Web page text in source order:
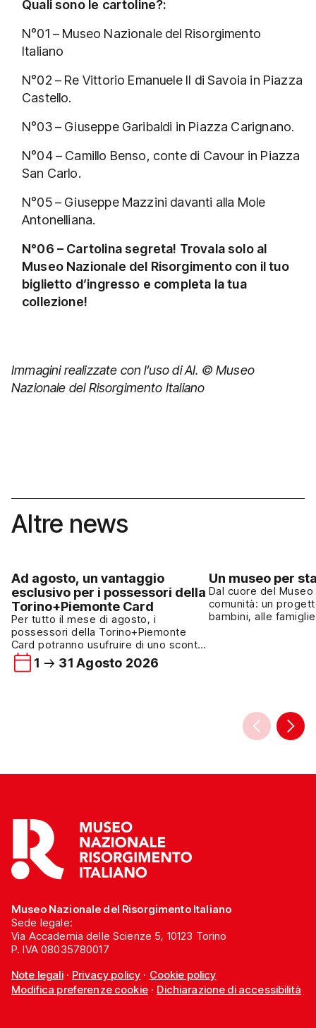
Quali sono le cartoline?:
N°01 – Museo Nazionale del Risorgimento
Italiano
N°02 – Re Vittorio Emanuele II di Savoia in Piazza
Castello.
N°03 – Giuseppe Garibaldi in Piazza Carignano.
N°04 – Camillo Benso, conte di Cavour in Piazza
San Carlo.
N°05 – Giuseppe Mazzini davanti alla Mole
Antonelliana.
N°06 – Cartolina segreta! Trovala solo al
Museo Nazionale del Risorgimento con il tuo
biglietto d’ingresso e completa la tua
collezione!
Immagini realizzate con l’uso di AI. © Museo
Nazionale del Risorgimento Italiano
Altre news
Ad agosto, un vantaggio
esclusivo per i possessori della
Torino+Piemonte Card
Per tutto il mese di agosto, i
possessori della Torino+Piemonte
Card potranno usufruire di uno sconto
del 15% su tutti i prodotti del
bookshop del Museo Nazionale del
1 31 Agosto 2026
Un museo per
Dal cuore del
comunità: un
bambini, alle
Museo Nazionale del Risorgimento Italiano
Sede legale:
Via Accademia delle Scienze 5, 10123 Torino
P. IVA 08035780017
Note legali· Privacy policy · Cookie policy
Modifica preferenze cookie· Dichiarazione di accessibilità